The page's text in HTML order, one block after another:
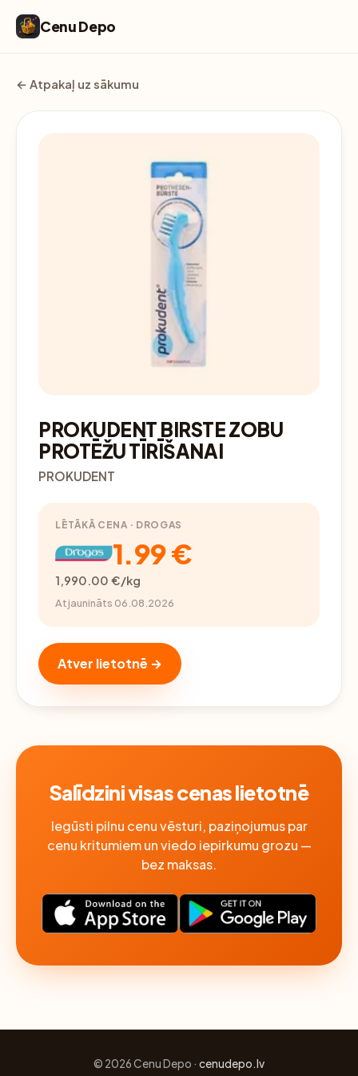
Cenu Depo
← Atpakaļ uz sākumu
PROKUDENT BIRSTE ZOBU
PROTĒŽU TĪRĪŠANAI
PROKUDENT
LĒTĀKĀ CENA · DROGAS
1.99 €
1,990.00 €/kg
Atjaunināts 06.08.2026
Atver lietotnē →
Salīdzini visas cenas lietotnē
Iegūsti pilnu cenu vēsturi, paziņojumus par
cenu kritumiem un viedo iepirkumu grozu —
bez maksas.
© 2026 Cenu Depo · cenudepo.lv